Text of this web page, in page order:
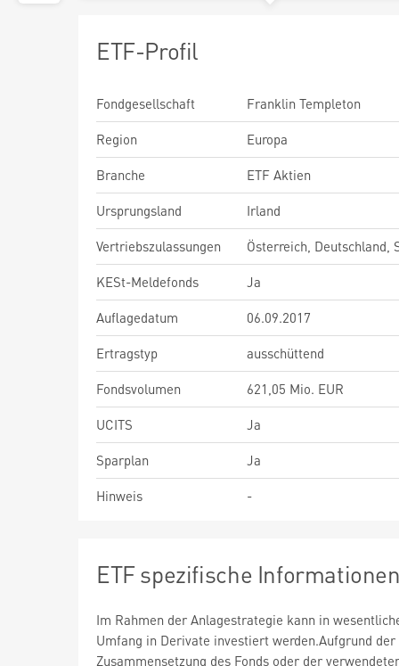
ETF-Profil
Fondgesellschaft
Franklin Templeton
Region
Europa
Branche
ETF Aktien
Ursprungsland
Irland
Vertriebszulassungen
Österreich, Deutschland,
KESt-Meldefonds
Ja
Auflagedatum
06.09.2017
Ertragstyp
ausschüttend
Fondsvolumen
621,05 Mio. EUR
UCITS
Ja
Sparplan
Ja
Hinweis
-
ETF spezifische
Im Rahmen der Anlagestrategie kann in
Umfang in Derivate investiert werden.Aufgrund der
Zusammensetzung des Fonds oder der